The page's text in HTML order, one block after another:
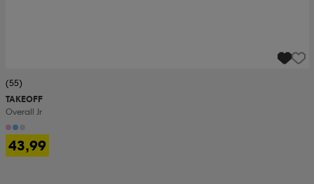
(55)
TAKEOFF
Overall Jr
43,99